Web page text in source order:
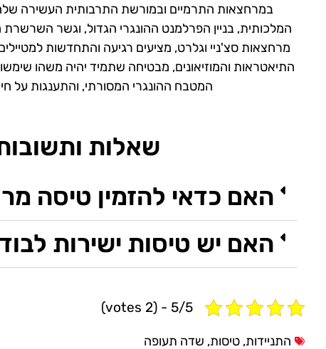
במרחצאות התרמיים ובמורשת התרבותית העשירה שלה.
המלכותית, בניין הפרלמנט ההונגרי הגדול, וגשר
מרחצאות סצ'ניי וגלרט, מציעים רגיעה והתחדשות
התיאטראות והמוזיאונים, מבטיחה שתמיד יהיה משהו
המטבח ההונגרי המסורתי, והתענגות על
שאלות
האם כדאי להזמין טיסה
האם יש טיסות ישירות
5/5 - (2 votes)
התניידות, טיסות, שדה תעופה